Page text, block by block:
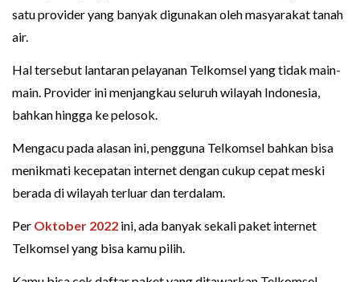
satu provider yang banyak digunakan oleh masyarakat tanah
air.
Hal tersebut lantaran pelayanan Telkomsel yang tidak main-
main. Provider ini menjangkau seluruh wilayah Indonesia,
bahkan hingga ke pelosok.
Mengacu pada alasan ini, pengguna Telkomsel bahkan bisa
menikmati kecepatan internet dengan cukup cepat meski
berada di wilayah terluar dan terdalam.
Per Oktober 2022 ini, ada banyak sekali paket internet
Telkomsel yang bisa kamu pilih.